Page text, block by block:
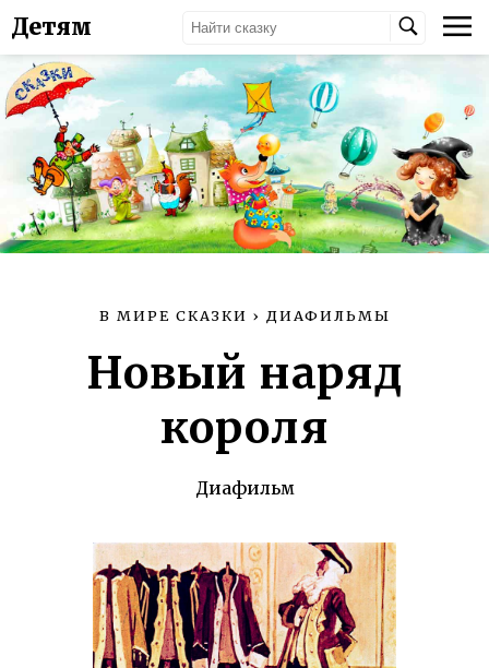
Детям
В МИРЕ СКАЗКИ › ДИАФИЛЬМЫ
Новый наряд
короля
Диафильм